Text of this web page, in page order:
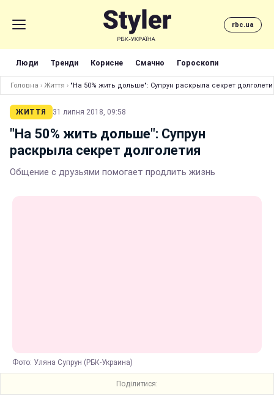
rbc.ua
Люди Тренди Корисне Смачно Гороскопи
Головна › Життя › "На 50% жить дольше": Супрун раскрыла секрет
ЖИТТЯ 31 липня 2018, 09:58
"На 50% жить дольше": Супрун
раскрыла секрет долголетия
Общение с друзьями помогает продлить жизнь
Фото: Уляна Супрун (РБК-Украина)
Поділитися: